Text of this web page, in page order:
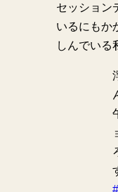
セッション
いるにもか
しんでいる